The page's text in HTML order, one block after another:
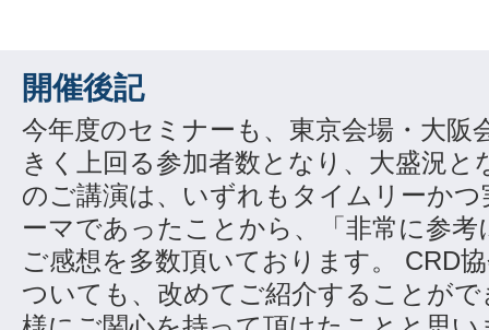
開催後記
今年度のセミナーも、東京会場・大阪
きく上回る参加者数となり、大盛況と
のご講演は、いずれもタイムリーか
ーマであったことから、「非常に参
ご感想を多数頂いております。 CRD
ついても、改めてご紹介することが